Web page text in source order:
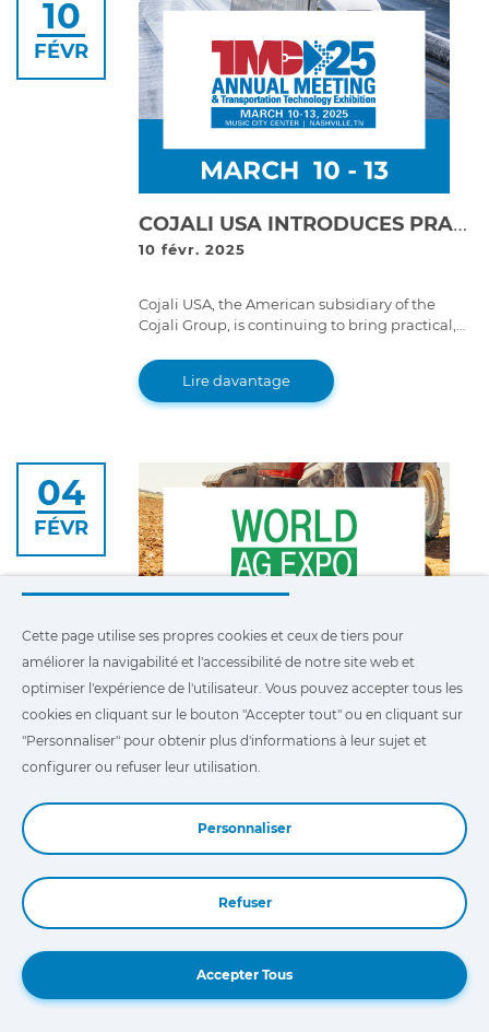
10
FÉVR
COJALI USA INTRODUCES PRACTICAL INNOVATION IN HEAVY-DUTY MAINTENANCE WITH AUGMENTED REALITY AT TMC 2025
10 févr. 2025
Cojali USA, the American subsidiary of the
Cojali Group, is continuing to bring practical,
industry.
Lire davantage
04
FÉVR
sa filiale aux États-Unis, Cojali USA,
participeront à la prochaine édition de World
tiendra du 11 au 13 février à Tulare, Californie
(États-Unis).
Lire davantage
JANV
Cette page utilise ses propres cookies et ceux de tiers pour
améliorer la navigabilité et l'accessibilité de notre site web et
optimiser l'expérience de l'utilisateur. Vous pouvez accepter tous les
cookies en cliquant sur le bouton "Accepter tout" ou en cliquant sur
"Personnaliser" pour obtenir plus d'informations à leur sujet et
configurer ou refuser leur utilisation.
Personnaliser
Refuser
Accepter Tous